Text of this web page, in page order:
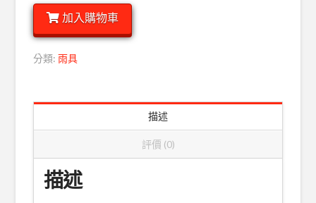
折
晴
雨
傘
加入購物車
分類:雨具
描述
評價 (0)
描述